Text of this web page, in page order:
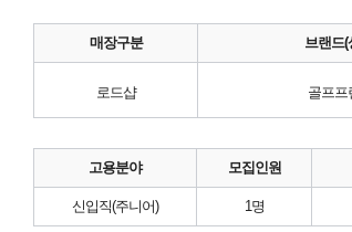
매장구분 브랜드(
로드샵 골프프
고용분야 모집인원
신입직(주니어) 1명